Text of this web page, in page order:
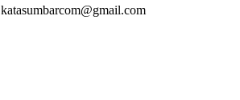
katasumbarcom@gmail.com